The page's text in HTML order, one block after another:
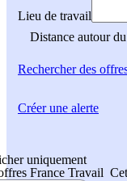
Lieu de travail
Distance autour
Rechercherdes
uniquement
France Travail
Créer une alerte